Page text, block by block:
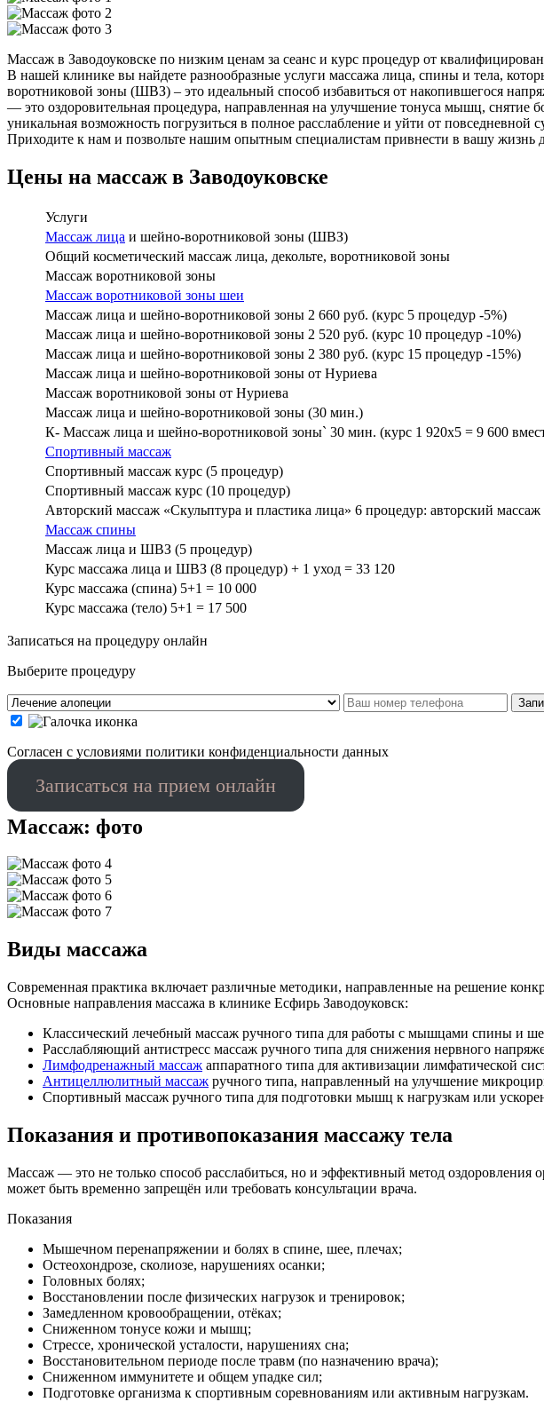
Массаж в Заводоуковске по низким ценам за сеанс и курс процедур от
В нашей клинике вы найдете разнообразные услуги массажа лица, спины и тела,
воротниковой зоны (ШВЗ) – это идеальный способ избавиться от накопившегося
— это оздоровительная процедура, направленная на улучшение тонуса мышц,
уникальная возможность погрузиться в полное расслабление и уйти от
Приходите к нам и позвольте нашим опытным специалистам привнести в вашу
Цены на массаж в Заводоуковске
Услуги
Массаж лица и шейно-воротниковой зоны (ШВЗ)
Общий косметический массаж лица, декольте, воротниковой зоны
Массаж воротниковой зоны
Массаж воротниковой зоны шеи
Массаж лица и шейно-воротниковой зоны 2 660 руб. (курс 5 процедур -5%)
Массаж лица и шейно-воротниковой зоны 2 520 руб. (курс 10 процедур -10%)
Массаж лица и шейно-воротниковой зоны 2 380 руб. (курс 15 процедур -15%)
Массаж лица и шейно-воротниковой зоны от Нуриева
Массаж воротниковой зоны от Нуриева
Массаж лица и шейно-воротниковой зоны (30 мин.)
К- Массаж лица и шейно-воротниковой зоны` 30 мин. (курс 1 920х5 = 9 600
Спортивный массаж
Спортивный массаж курс (5 процедур)
Спортивный массаж курс (10 процедур)
Авторский массаж «Скульптура и пластика лица» 6 процедур: авторский
Массаж спины
Массаж лица и ШВЗ (5 процедур)
Курс массажа лица и ШВЗ (8 процедур) + 1 уход = 33 120
Курс массажа (спина) 5+1 = 10 000
Курс массажа (тело) 5+1 = 17 500
Записаться на процедуру онлайн
Выберите процедуру
Cогласен с условиями политики конфиденциальности данных
Записаться на прием онлайн
Массаж: фото
Виды массажа
Современная практика включает различные методики, направленные на решение
Основные направления массажа в клинике Есфирь Заводоуковск:
Классический лечебный массаж ручного типа для работы с мышцами спины и
Расслабляющий антистресс массаж ручного типа для снижения нервного
Лимфодренажный массаж аппаратного типа для активизации лимфатической
Антицеллюлитный массаж ручного типа, направленный на улучшение
Спортивный массаж ручного типа для подготовки мышц к нагрузкам или
Показания и противопоказания массажу тела
Массаж — это не только способ расслабиться, но и эффективный метод
может быть временно запрещён или требовать консультации врача.
Показания
Мышечном перенапряжении и болях в спине, шее, плечах;
Остеохондрозе, сколиозе, нарушениях осанки;
Головных болях;
Восстановлении после физических нагрузок и тренировок;
Замедленном кровообращении, отёках;
Сниженном тонусе кожи и мышц;
Стрессе, хронической усталости, нарушениях сна;
Восстановительном периоде после травм (по назначению врача);
Сниженном иммунитете и общем упадке сил;
Подготовке организма к спортивным соревнованиям или активным нагрузкам.